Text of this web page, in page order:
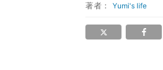
著者：Yumi's life